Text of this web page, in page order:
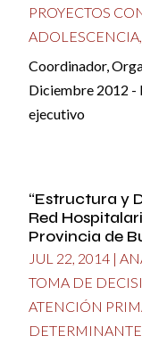
PROYECTOS
ADOLESCENCIA
Coordinador,
Diciembre 2012 -
ejecutivo
“Estructura y
Red
Provincia de
JUL 22, 2014 |
TOMA DE
ATENCIÓN